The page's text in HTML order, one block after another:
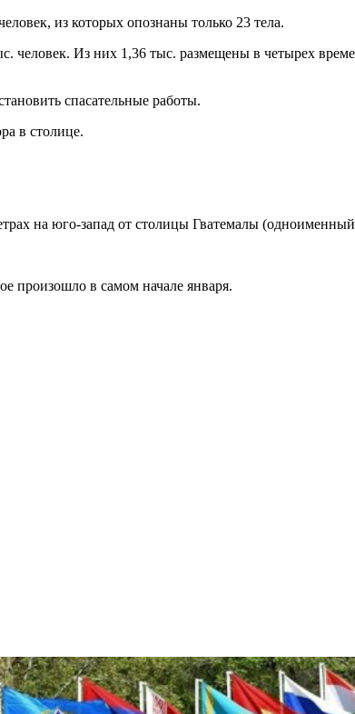
из которых опознаны только 23 тела.
человек. Из них 1,36 тыс. размещены в четырех
спасательные работы.
в столице.
на юго-запад от столицы Гватемалы
произошло в самом начале января.